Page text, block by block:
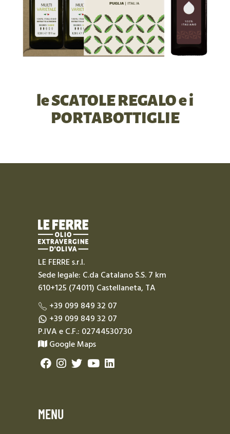
le SCATOLE REGALO e i
PORTABOTTIGLIE
LE FERRE s.r.l.
Sede legale: C.da Catalano S.S. 7 km
610+125 (74011) Castellaneta, TA
+39 099 849 32 07
+39 099 849 32 07
P.IVA e C.F.: 02744530730
Google Maps
MENU